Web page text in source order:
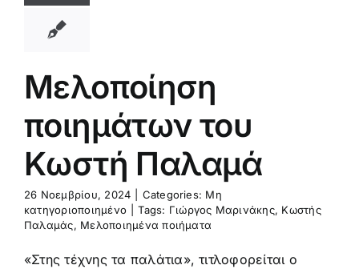
Μελοποίηση
ποιημάτων του
Κωστή Παλαμά
26 Νοεμβρίου, 2024 Categories: Μη
κατηγοριοποιημένο
Tags: Γιώργος Μαρινάκης, Κωστής
Παλαμάς, Μελοποιημένα ποιήματα
«Στης τέχνης τα παλάτια», τιτλοφορείται ο